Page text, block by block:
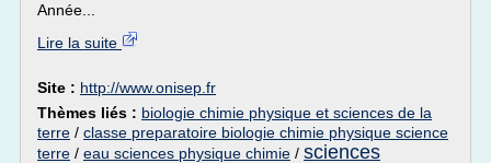
Année...
Lire la suite
Site : http://www.onisep.fr
Thèmes liés : biologie chimie physique et sciences de la
terre / classe preparatoire biologie chimie physique science
terre / eau sciences physique chimie / sciences